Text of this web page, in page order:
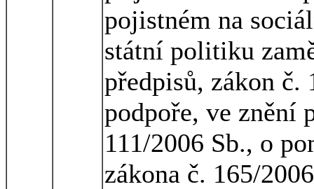
pojistném na
státní politiku
předpisů, zákon č.
podpoře, ve znění
111/2006 Sb., o
zákona č. 165/